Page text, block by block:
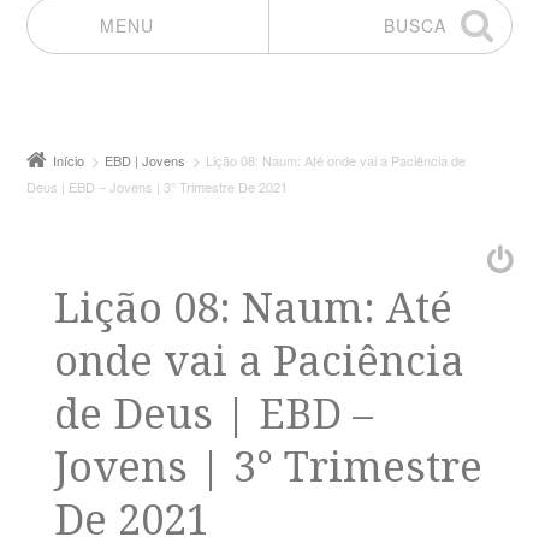
MENU
BUSCA
Início EBD | Jovens
Lição 08: Naum: Até onde vai a Paciência de
Deus | EBD – Jovens | 3° Trimestre De 2021
Lição 08: Naum: Até
onde vai a Paciência
de Deus | EBD –
Jovens | 3° Trimestre
De 2021